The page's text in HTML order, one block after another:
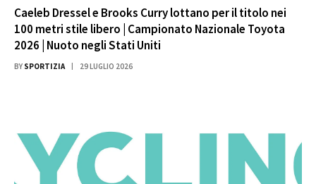
Caeleb Dressel e Brooks Curry lottano per il titolo nei
100 metri stile libero | Campionato Nazionale Toyota
2026 | Nuoto negli Stati Uniti
BY SPORTIZIA 29 LUGLIO 2026